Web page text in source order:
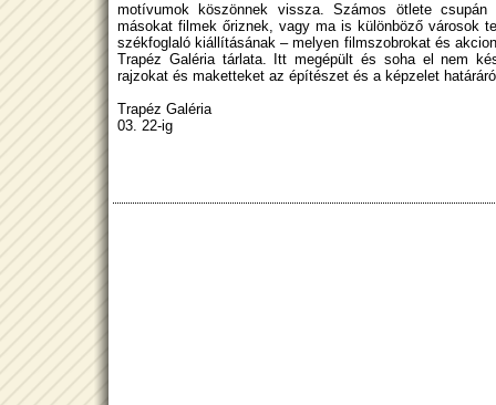
motívumok köszönnek vissza. Számos ötlete
másokat filmek őriznek, vagy ma is különböző városok
székfoglaló kiállításának – melyen filmszobrokat és
Trapéz Galéria tárlata. Itt megépült és soha el nem
rajzokat és maketteket az építészet és a képzelet
Trapéz Galéria
03. 22-ig